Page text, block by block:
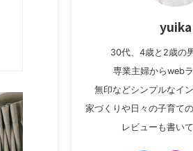
yuika
30代、4歳と2歳の
専業主婦からweb
無印などシンプルなイ
家づくりや日々の子育て
レビューも書いて